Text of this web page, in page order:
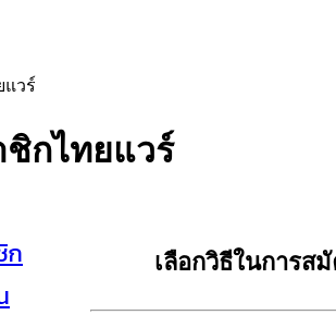
กไทยแวร์
ก
เลือกวิธีในการส